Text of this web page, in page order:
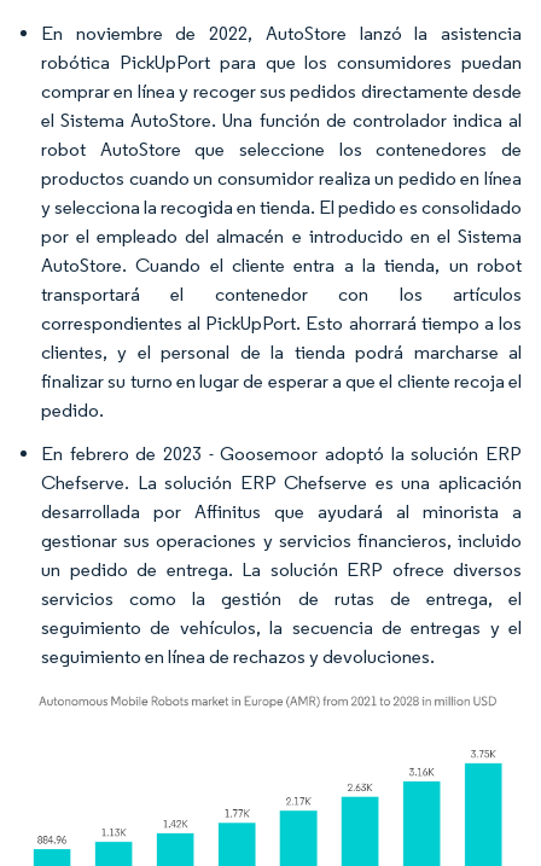
En noviembre de 2022, AutoStore lanzó la asistencia
robótica PickUpPort para que los consumidores puedan
comprar en línea y recoger sus pedidos directamente desde
el Sistema AutoStore. Una función de controlador indica al
robot AutoStore que seleccione los contenedores de
productos cuando un consumidor realiza un pedido en línea
y selecciona la recogida en tienda. El pedido es consolidado
por el empleado del almacén e introducido en el Sistema
AutoStore. Cuando el cliente entra a la tienda, un robot
transportará el contenedor con los artículos
correspondientes al PickUpPort. Esto ahorrará tiempo a los
clientes, y el personal de la tienda podrá marcharse al
finalizar su turno en lugar de esperar a que el cliente recoja el
pedido.
En febrero de 2023 - Goosemoor adoptó la solución ERP
Chefserve. La solución ERP Chefserve es una aplicación
desarrollada por Affinitus que ayudará al minorista a
gestionar sus operaciones y servicios financieros, incluido
un pedido de entrega. La solución ERP ofrece diversos
servicios como la gestión de rutas de entrega, el
seguimiento de vehículos, la secuencia de entregas y el
seguimiento en línea de rechazos y devoluciones.